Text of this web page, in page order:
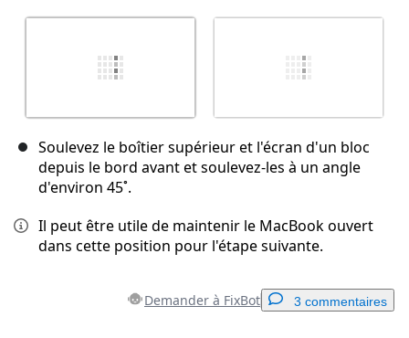
Soulevez le boîtier supérieur et l'écran d'un bloc
depuis le bord avant et soulevez-les à un angle
d'environ 45˚.
Il peut être utile de maintenir le MacBook ouvert
dans cette position pour l'étape suivante.
Demander à FixBot 3 commentaires